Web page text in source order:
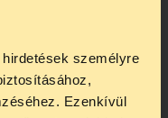
személyre
Ezenkívül
e
titkosítása
próbáját.